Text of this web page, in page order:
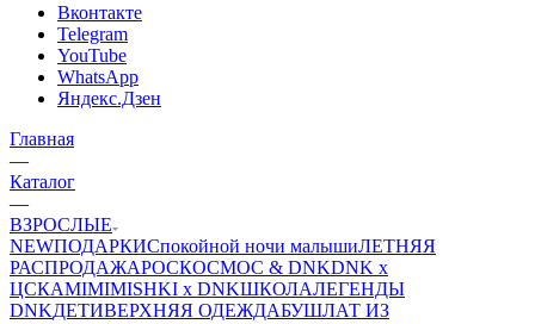
Вконтакте
Telegram
YouTube
WhatsApp
Яндекс.Дзен
Главная
—
Каталог
—
ВЗРОСЛЫЕ
NEWПОДАРКИСпокойной ночи малышиЛЕТНЯЯ
РАСПРОДАЖАРОСКОСМОС & DNKDNK x
ЦСКАMIMIMISHKI x DNKШКОЛАЛЕГЕНДЫ
DNKДЕТИВЕРХНЯЯ ОДЕЖДАБУШЛАТ ИЗ